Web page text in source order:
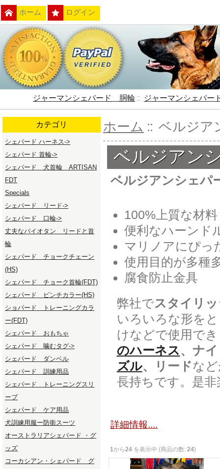
ホーム ログイン
ジャーマンシェパード 胴輪 :: ジャーマンシェパ
カテゴリ
シェパード ハーネス->
シェパード 首輪->
シェパード 犬首輪 ARTISAN
FDT
Specials
シェパード リード->
シェパード 口輪->
丈夫なバイオタン リードと首
輪
シェパード チョークチェーン
(HS)
シェパード チョーク首輪(FDT)
シェパード ピンチカラー(HS)
ショパード トレーニングカラ
ー(FDT)
シェパード おもちゃ
シェパード 噛むタグ->
シェパード ダンベル
シェパード 訓練用品
シェパード トレーニングスリ
ーブ
シェパード ケア用品
犬訓練用服ー防衛スーツ
オーストラリアシェパード ・グ
ッズ
コーカシアン・シェパード グ
ホーム :: ベルジア
ベルジアン
ベルジアンシェパ
100%上質な材料
便利なハーンド
マリノアにぴっ
使用目的が多種
腐食防止金具
弊社でスタイリ
いろいろな形を
けなどで使用で
のハーネス、ナ
ズル、リードな
長持ちです。是
詳細情報....
1から24 を表示中 (商品の数: 24)